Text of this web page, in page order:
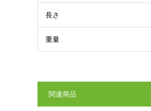
長さ
重量
関連商品